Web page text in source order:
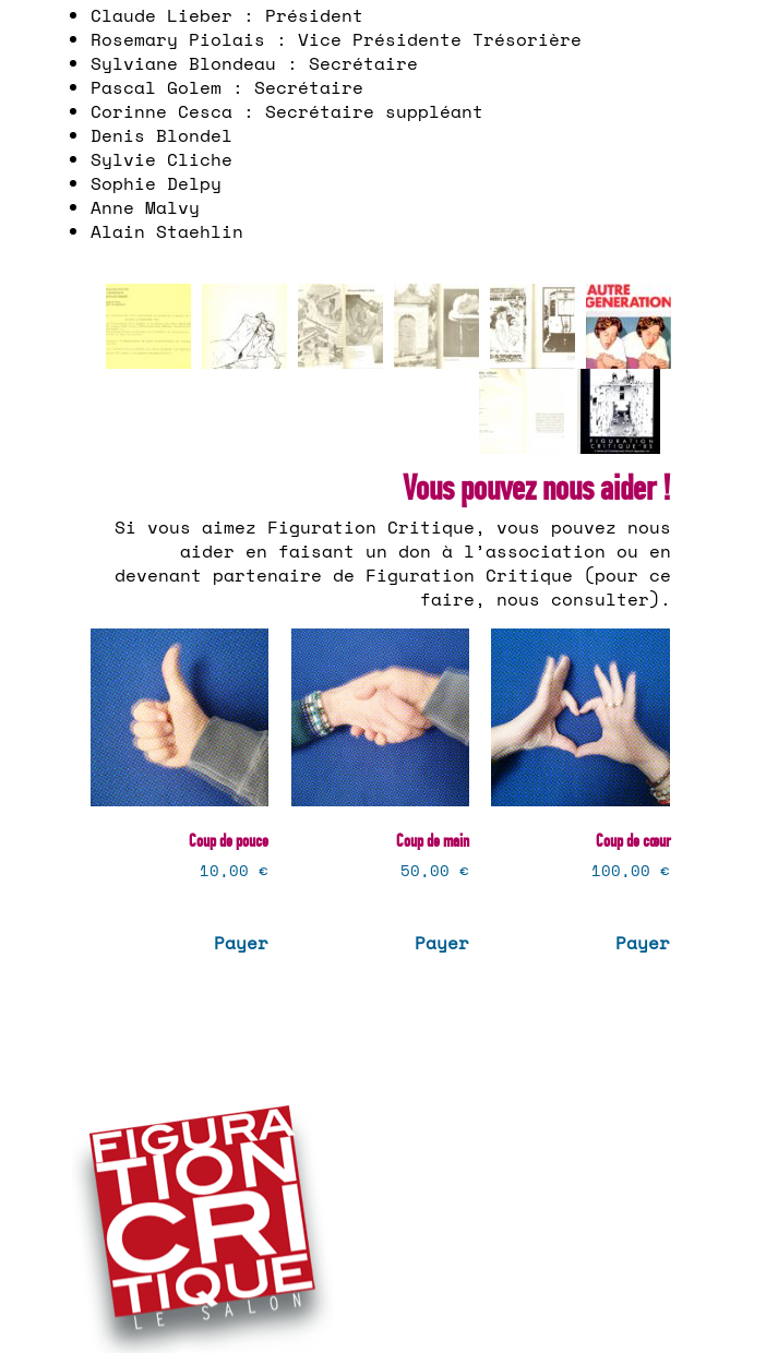
Claude Lieber : Président
Rosemary Piolais : Vice Présidente Trésorière
Sylviane Blondeau : Secrétaire
Pascal Golem : Secrétaire
Corinne Cesca : Secrétaire suppléant
Denis Blondel
Sylvie Cliche
Sophie Delpy
Anne Malvy
Alain Staehlin
Vous pouvez nous aider !
Si vous aimez Figuration Critique, vous pouvez nous
aider en faisant un don à l’association ou en
devenant partenaire de Figuration Critique (pour ce
faire, nous consulter).
Coup de pouce
10,00€
Payer
Coup de main
50,00€
Payer
Coup de cœur
100,00€
Payer